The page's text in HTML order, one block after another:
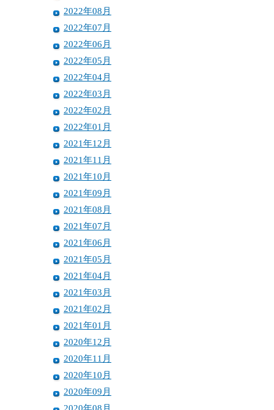
2022年08月
2022年07月
2022年06月
2022年05月
2022年04月
2022年03月
2022年02月
2022年01月
2021年12月
2021年11月
2021年10月
2021年09月
2021年08月
2021年07月
2021年06月
2021年05月
2021年04月
2021年03月
2021年02月
2021年01月
2020年12月
2020年11月
2020年10月
2020年09月
2020年08月